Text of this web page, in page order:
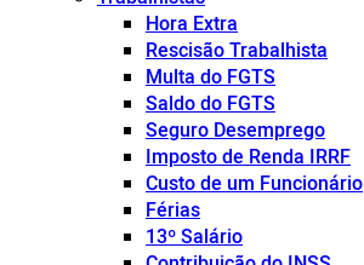
Hora Extra
Rescisão Trabalhista
Multa do FGTS
Saldo do FGTS
Seguro Desemprego
Imposto de Renda IRRF
Custo de um Funcionário
Férias
13º Salário